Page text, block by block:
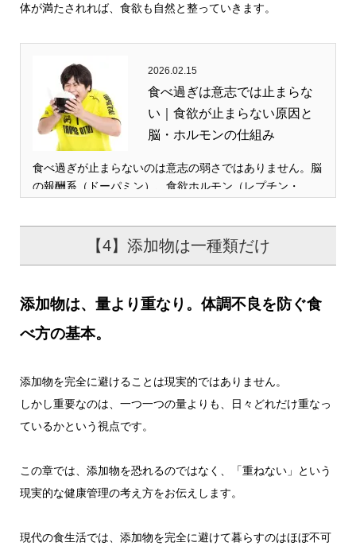
体が満たされれば、食欲も自然と整っていきます。
2026.02.15
食べ過ぎは意志では止まらな
い｜食欲が止まらない原因と
脳・ホルモンの仕組み
食べ過ぎが止まらないのは意志の弱さではありません。脳
の報酬系（ドーパミン）、食欲ホルモン（レプチン・…
【4】添加物は一種類だけ
添加物は、量より重なり。体調不良を防ぐ食
べ方の基本。
添加物を完全に避けることは現実的ではありません。
しかし重要なのは、一つ一つの量よりも、日々どれだけ重なっ
ているかという視点です。
この章では、添加物を恐れるのではなく、「重ねない」という
現実的な健康管理の考え方をお伝えします。
現代の食生活では、添加物を完全に避けて暮らすのはほぼ不可